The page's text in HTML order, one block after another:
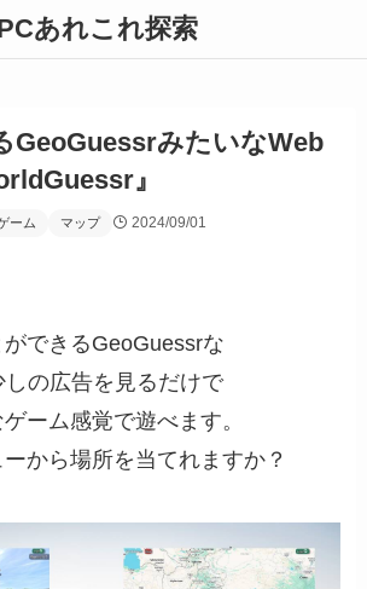
あれこれ探索
GeoGuessrみたいなWeb
』
ーム マップ 2024/09/01
できるGeoGuessrな
の広告を見るだけで
ーム感覚で遊べます。
から場所を当てれますか？